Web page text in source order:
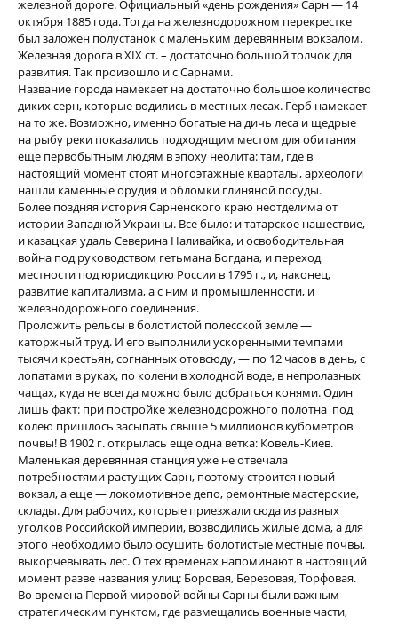
железной дороге. Официальный «день рождения» Сарн — 14
октября 1885 года. Тогда на железнодорожном перекрестке
был заложен полустанок с маленьким деревянным вокзалом.
Железная дорога в ХІХ ст. – достаточно большой толчок для
развития. Так произошло и с Сарнами.
Название города намекает на достаточно большое количество
диких серн, которые водились в местных лесах. Герб намекает
на то же. Возможно, именно богатые на дичь леса и щедрые
на рыбу реки показались подходящим местом для обитания
еще первобытным людям в эпоху неолита: там, где в
настоящий момент стоят многоэтажные кварталы, археологи
нашли каменные орудия и обломки глиняной посуды.
Более поздняя история Сарненского краю неотделима от
истории Западной Украины. Все было: и татарское нашествие,
и казацкая удаль Северина Наливайка, и освободительная
война под руководством гетьмана Богдана, и переход
местности под юрисдикцию России в 1795 г., и, наконец,
развитие капитализма, а с ним и промышленности, и
железнодорожного соединения.
Проложить рельсы в болотистой полесской земле —
каторжный труд. И его выполнили ускоренными темпами
тысячи крестьян, согнанных отовсюду, — по 12 часов в день, с
лопатами в руках, по колени в холодной воде, в непролазных
чащах, куда не всегда можно было добраться конями. Один
лишь факт: при постройке железнодорожного полотна под
колею пришлось засыпать свыше 5 миллионов кубометров
почвы! В 1902 г. открылась еще одна ветка: Ковель-Киев.
Маленькая деревянная станция уже не отвечала
потребностями растущих Сарн, поэтому строится новый
вокзал, а еще — локомотивное депо, ремонтные мастерские,
склады. Для рабочих, которые приезжали сюда из разных
уголков Российской империи, возводились жилые дома, а для
этого необходимо было осушить болотистые местные почвы,
выкорчевывать лес. О тех временах напоминают в настоящий
момент разве названия улиц: Боровая, Березовая, Торфовая.
Во времена Первой мировой войны Сарны были важным
стратегическим пунктом, где размещались военные части,